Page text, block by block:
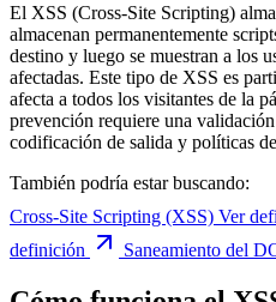
El XSS (Cross-Site Scripting)
almacenan permanentemente
destino y luego se muestran a los
afectadas. Este tipo de XSS es
afecta a todos los visitantes de la
prevención requiere una
codificación de salida y políticas
También podría estar buscando:
Cross-Site Scripting (XSS) Ver
definición
Saneamiento del